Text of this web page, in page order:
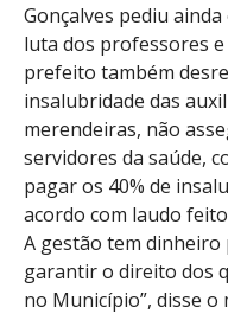
Gonçalves pediu
luta dos professores
prefeito também
insalubridade das
merendeiras, não
servidores da saúde,
pagar os 40% de
acordo com laudo
A gestão tem dinheiro
garantir o direito dos
no Município”, disse o